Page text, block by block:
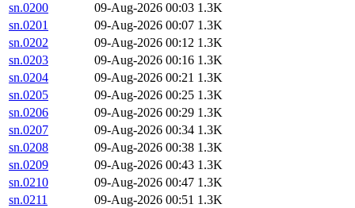
sn.0200
09-Aug-2026 00:03 1.3K
sn.0201
09-Aug-2026 00:07 1.3K
sn.0202
09-Aug-2026 00:12 1.3K
sn.0203
09-Aug-2026 00:16 1.3K
sn.0204
09-Aug-2026 00:21 1.3K
sn.0205
09-Aug-2026 00:25 1.3K
sn.0206
09-Aug-2026 00:29 1.3K
sn.0207
09-Aug-2026 00:34 1.3K
sn.0208
09-Aug-2026 00:38 1.3K
sn.0209
09-Aug-2026 00:43 1.3K
sn.0210
09-Aug-2026 00:47 1.3K
sn.0211
09-Aug-2026 00:51 1.3K